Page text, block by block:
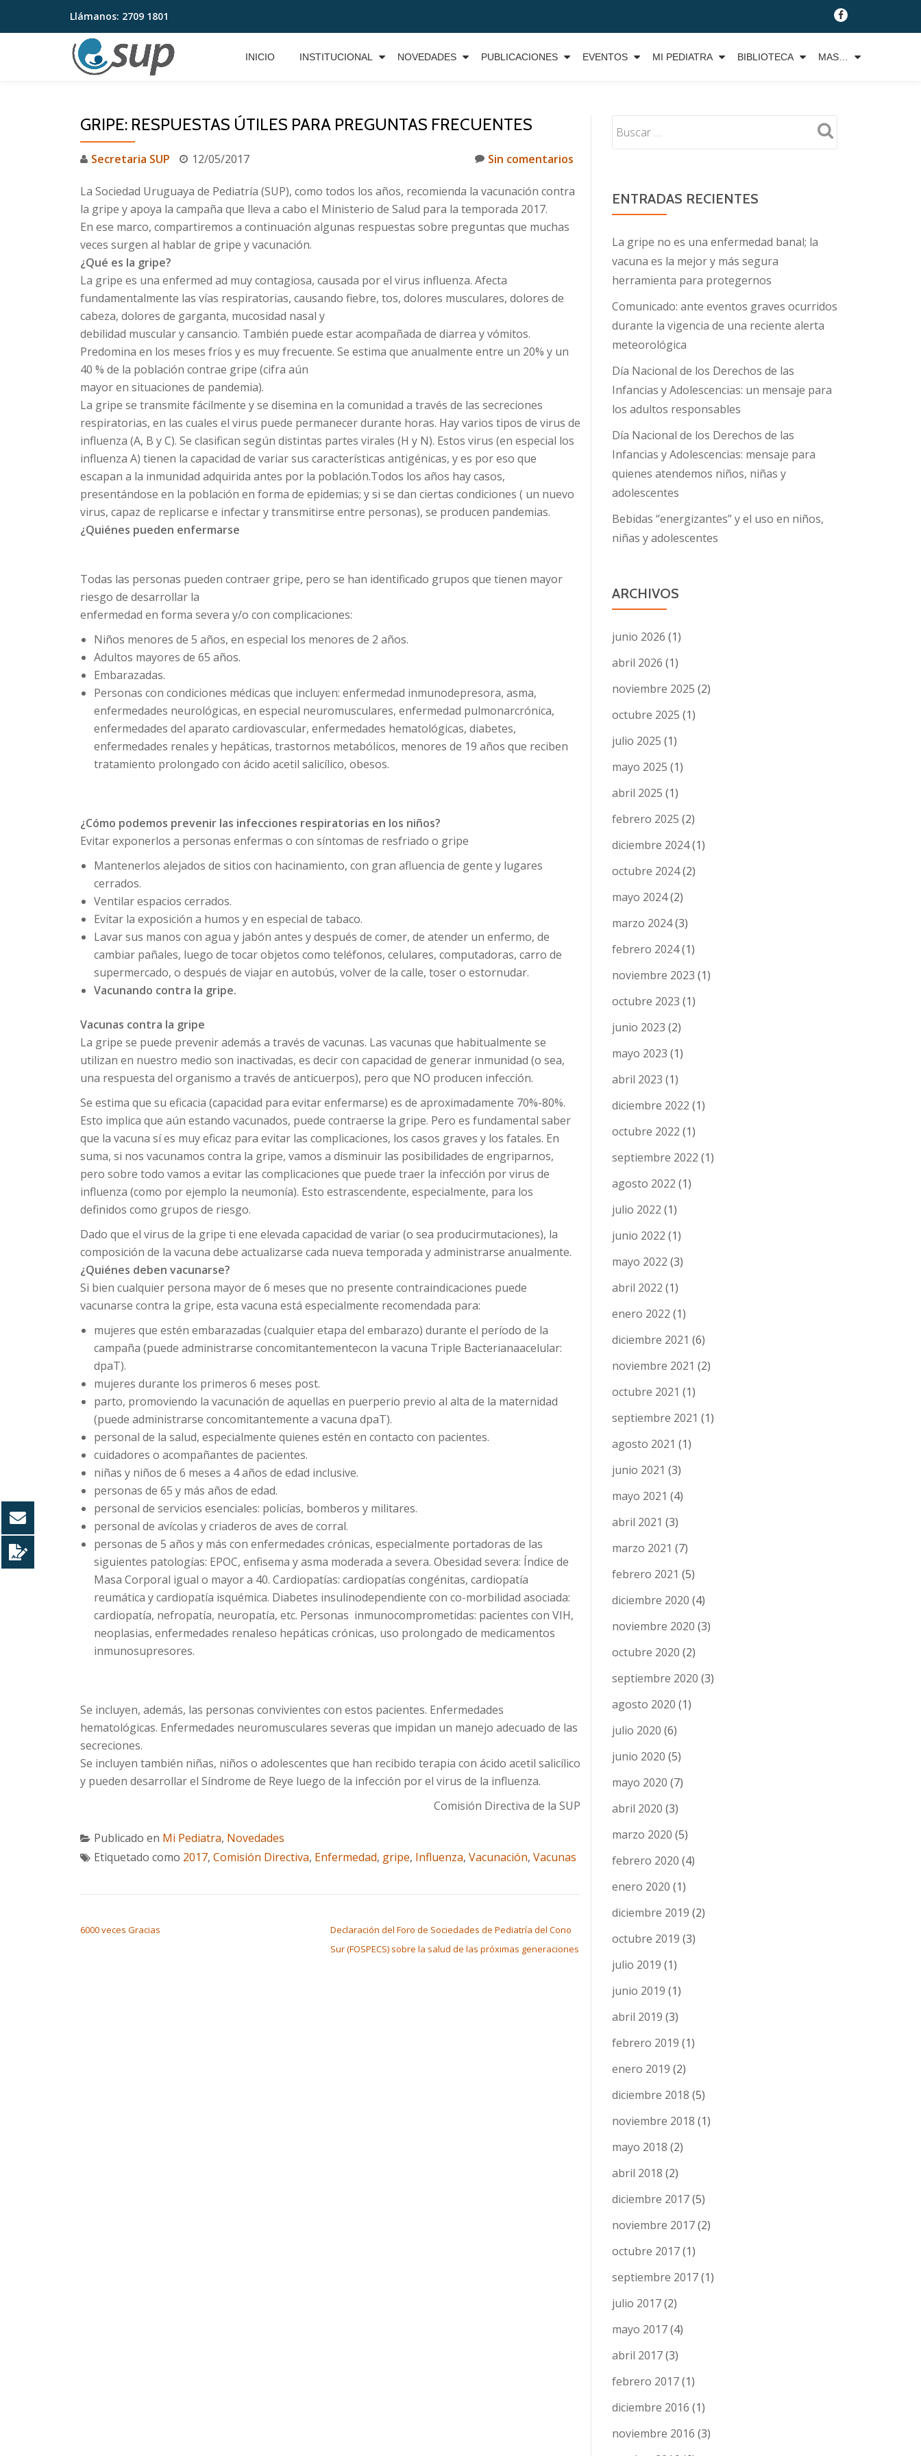
Saltar
Llámanos: 2709 1801
fa-
facebook
INICIO INSTITUCIONAL NOVEDADES PUBLICACIONES EVENTOS MI PEDIATRA BIBLIOTECA MAS…
GRIPE: RESPUESTAS ÚTILES PARA PREGUNTAS FRECUENTES
Secretaria SUP 12/05/2017 Sin comentarios
La Sociedad Uruguaya de Pediatría (SUP), como todos los años, recomienda la vacunación contra
la gripe y apoya la campaña que lleva a cabo el Ministerio de Salud para la temporada 2017.
En ese marco, compartiremos a continuación algunas respuestas sobre preguntas que muchas
veces surgen al hablar de gripe y vacunación.
¿Qué es la gripe?
La gripe es una enfermed ad muy contagiosa, causada por el virus influenza. Afecta
fundamentalmente las vías respiratorias, causando fiebre, tos, dolores musculares, dolores de
cabeza, dolores de garganta, mucosidad nasal y
debilidad muscular y cansancio. También puede estar acompañada de diarrea y vómitos.
Predomina en los meses fríos y es muy frecuente. Se estima que anualmente entre un 20% y un
40 % de la población contrae gripe (cifra aún
mayor en situaciones de pandemia).
La gripe se transmite fácilmente y se disemina en la comunidad a través de las secreciones
respiratorias, en las cuales el virus puede permanecer durante horas. Hay varios tipos de virus de
influenza (A, B y C). Se clasifican según distintas partes virales (H y N). Estos virus (en especial los
influenza A) tienen la capacidad de variar sus características antigénicas, y es por eso que
escapan a la inmunidad adquirida antes por la población.Todos los años hay casos,
presentándose en la población en forma de epidemias; y si se dan ciertas condiciones ( un nuevo
virus, capaz de replicarse e infectar y transmitirse entre personas), se producen pandemias.
¿Quiénes pueden enfermarse
Todas las personas pueden contraer gripe, pero se han identificado grupos que tienen mayor
riesgo de desarrollar la
enfermedad en forma severa y/o con complicaciones:
Niños menores de 5 años, en especial los menores de 2 años.
Adultos mayores de 65 años.
Embarazadas.
Personas con condiciones médicas que incluyen: enfermedad inmunodepresora, asma,
enfermedades neurológicas, en especial neuromusculares, enfermedad pulmonarcrónica,
enfermedades del aparato cardiovascular, enfermedades hematológicas, diabetes,
enfermedades renales y hepáticas, trastornos metabólicos, menores de 19 años que reciben
tratamiento prolongado con ácido acetil salicílico, obesos.
¿Cómo podemos prevenir las infecciones respiratorias en los niños?
Evitar exponerlos a personas enfermas o con síntomas de resfriado o gripe
Mantenerlos alejados de sitios con hacinamiento, con gran afluencia de gente y lugares
cerrados.
Ventilar espacios cerrados.
Evitar la exposición a humos y en especial de tabaco.
Lavar sus manos con agua y jabón antes y después de comer, de atender un enfermo, de
cambiar pañales, luego de tocar objetos como teléfonos, celulares, computadoras, carro de
supermercado, o después de viajar en autobús, volver de la calle, toser o estornudar.
Vacunando contra la gripe.
Vacunas contra la gripe
La gripe se puede prevenir además a través de vacunas. Las vacunas que habitualmente se
utilizan en nuestro medio son inactivadas, es decir con capacidad de generar inmunidad (o sea,
una respuesta del organismo a través de anticuerpos), pero que NO producen infección.
Se estima que su eficacia (capacidad para evitar enfermarse) es de aproximadamente 70%-80%.
Esto implica que aún estando vacunados, puede contraerse la gripe. Pero es fundamental saber
que la vacuna sí es muy eficaz para evitar las complicaciones, los casos graves y los fatales. En
suma, si nos vacunamos contra la gripe, vamos a disminuir las posibilidades de engriparnos,
pero sobre todo vamos a evitar las complicaciones que puede traer la infección por virus de
influenza (como por ejemplo la neumonía). Esto estrascendente, especialmente, para los
definidos como grupos de riesgo.
Dado que el virus de la gripe ti ene elevada capacidad de variar (o sea producirmutaciones), la
composición de la vacuna debe actualizarse cada nueva temporada y administrarse anualmente.
¿Quiénes deben vacunarse?
Si bien cualquier persona mayor de 6 meses que no presente contraindicaciones puede
vacunarse contra la gripe, esta vacuna está especialmente recomendada para:
mujeres que estén embarazadas (cualquier etapa del embarazo) durante el período de la
campaña (puede administrarse concomitantementecon la vacuna Triple Bacterianaacelular:
dpaT).
mujeres durante los primeros 6 meses post.
parto, promoviendo la vacunación de aquellas en puerperio previo al alta de la maternidad
(puede administrarse concomitantemente a vacuna dpaT).
personal de la salud, especialmente quienes estén en contacto con pacientes.
cuidadores o acompañantes de pacientes.
niñas y niños de 6 meses a 4 años de edad inclusive.
personas de 65 y más años de edad.
personal de servicios esenciales: policías, bomberos y militares.
personal de avícolas y criaderos de aves de corral.
personas de 5 años y más con enfermedades crónicas, especialmente portadoras de las
siguientes patologías: EPOC, enfisema y asma moderada a severa. Obesidad severa: Índice de
Masa Corporal igual o mayor a 40. Cardiopatías: cardiopatías congénitas, cardiopatía
reumática y cardiopatía isquémica. Diabetes insulinodependiente con co-morbilidad asociada:
cardiopatía, nefropatía, neuropatía, etc. Personas inmunocomprometidas: pacientes con VIH,
neoplasias, enfermedades renaleso hepáticas crónicas, uso prolongado de medicamentos
inmunosupresores.
Se incluyen, además, las personas convivientes con estos pacientes. Enfermedades
hematológicas. Enfermedades neuromusculares severas que impidan un manejo adecuado de las
secreciones.
Se incluyen también niñas, niños o adolescentes que han recibido terapia con ácido acetil salicílico
y pueden desarrollar el Síndrome de Reye luego de la infección por el virus de la influenza.
Comisión Directiva de la SUP
Publicado en Mi Pediatra, Novedades
Etiquetado como 2017, Comisión Directiva, Enfermedad, gripe, Influenza, Vacunación, Vacunas
6000 veces Gracias
Declaración del Foro de Sociedades de Pediatría del Cono
Sur (FOSPECS) sobre la salud de las próximas generaciones
ENTRADAS RECIENTES
La gripe no es una enfermedad banal; la
vacuna es la mejor y más segura
herramienta para protegernos
Comunicado: ante eventos graves ocurridos
durante la vigencia de una reciente alerta
meteorológica
Día Nacional de los Derechos de las
Infancias y Adolescencias: un mensaje para
los adultos responsables
Día Nacional de los Derechos de las
Infancias y Adolescencias: mensaje para
quienes atendemos niños, niñas y
adolescentes
Bebidas “energizantes” y el uso en niños,
niñas y adolescentes
ARCHIVOS
junio 2026 (1)
abril 2026 (1)
noviembre 2025 (2)
octubre 2025 (1)
julio 2025 (1)
mayo 2025 (1)
abril 2025 (1)
febrero 2025 (2)
diciembre 2024(1)
octubre 2024(2)
mayo 2024(2)
marzo 2024(3)
febrero 2024(1)
noviembre 2023 (1)
octubre 2023 (1)
junio 2023 (2)
mayo 2023 (1)
abril 2023 (1)
diciembre 2022 (1)
octubre 2022 (1)
septiembre 2022 (1)
agosto 2022 (1)
julio 2022 (1)
junio 2022 (1)
mayo 2022 (3)
abril 2022 (1)
enero 2022 (1)
diciembre 2021 (6)
noviembre 2021 (2)
octubre 2021 (1)
septiembre 2021 (1)
agosto 2021 (1)
junio 2021 (3)
mayo 2021 (4)
abril 2021 (3)
marzo 2021 (7)
febrero 2021 (5)
diciembre 2020 (4)
noviembre 2020 (3)
octubre 2020 (2)
septiembre 2020 (3)
agosto 2020 (1)
julio 2020 (6)
junio 2020 (5)
mayo 2020 (7)
abril 2020 (3)
marzo 2020 (5)
febrero 2020 (4)
enero 2020 (1)
diciembre 2019 (2)
octubre 2019 (3)
julio 2019 (1)
junio 2019 (1)
abril 2019 (3)
febrero 2019 (1)
enero 2019 (2)
diciembre 2018 (5)
noviembre 2018 (1)
mayo 2018 (2)
abril 2018 (2)
diciembre 2017(5)
noviembre 2017(2)
octubre 2017(1)
septiembre 2017(1)
julio 2017(2)
mayo 2017(4)
abril 2017(3)
febrero 2017(1)
diciembre 2016 (1)
noviembre 2016 (3)